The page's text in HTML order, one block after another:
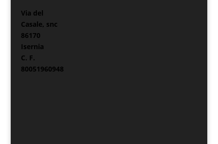
Via del
Casale, snc
86170
Isernia
C. F.
80051960948